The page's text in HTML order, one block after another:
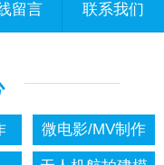
留言 联系我们
微电影/MV制作